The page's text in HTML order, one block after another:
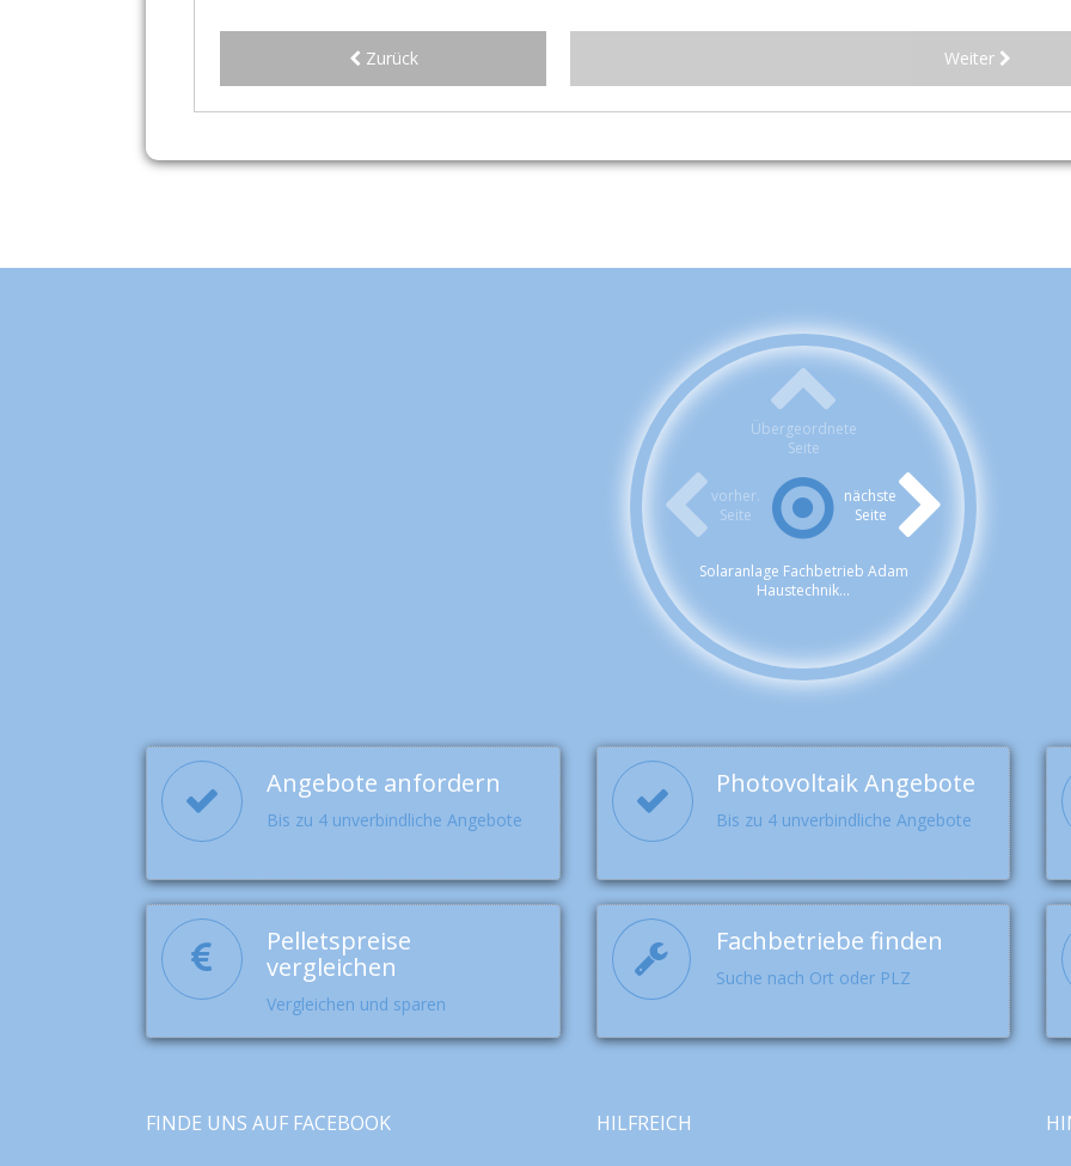
Zurück Weiter
Übergeordnete
Seite
vorher.
Seite
nächste
Seite
Solaranlage Fachbetrieb Adam
Haustechnik...
Angebote anfordern
Bis zu 4 unverbindliche Angebote
Photovoltaik Angebote
Bis zu 4 unverbindliche Angebote
Pelletspreise
vergleichen
Vergleichen und sparen
Fachbetriebe finden
Suche nach Ort oder PLZ
FINDE UNS AUF FACEBOOK HILFREICH